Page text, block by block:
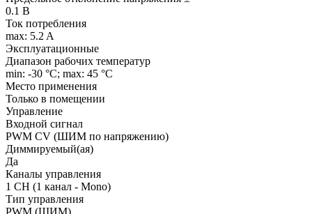
0.1 В
Ток потребления
max: 5.2 A
Эксплуатационные
Диапазон рабочих температур
min: -30 °C; max: 45 °C
Место применения
Только в помещении
Управление
Входной сигнал
PWM СV (ШИМ по напряжению)
Диммируемый(ая)
Да
Каналы управления
1 CH (1 канал - Mono)
Тип управления
PWM (ШИМ)